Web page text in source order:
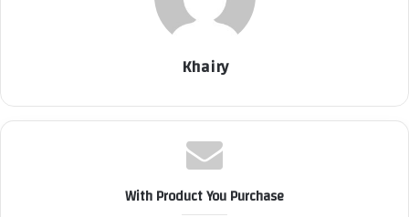
Khairy
With Product You Purchase